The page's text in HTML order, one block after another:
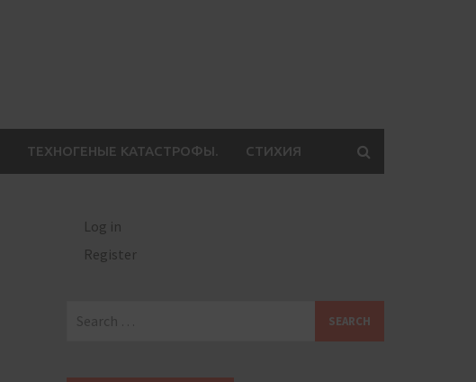
ТЕХНОГЕНЫЕ КАТАСТРОФЫ. СТИХИЯ
Log in
Register
for: